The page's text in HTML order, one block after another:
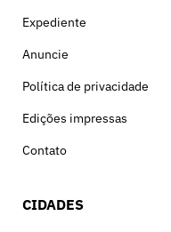
Expediente
Anuncie
Política de privacidade
Edições impressas
Contato
CIDADES